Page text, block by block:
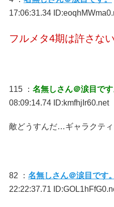
17:06:31.34
フルメタ4期は許さない
115 ： 名無しさん＠涙目です
08:09:14.74 ID:kmfhjIr60.net
敵どうすんだ…ギャラクティ
82 ： 名無しさん＠涙目です。
22:22:37.71